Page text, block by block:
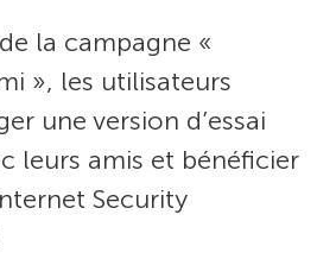
la campagne «
», les utilisateurs
une version d’essai
leurs amis et bénéficier
Security